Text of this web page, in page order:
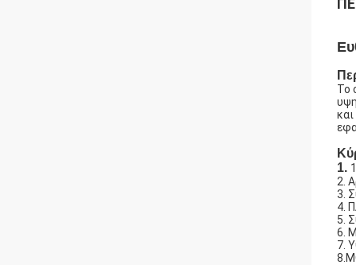
Το
1.
2.
3.
4.
5.
6.
7.